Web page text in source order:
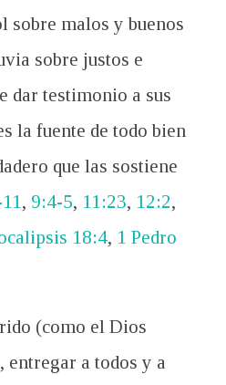
sobre malos y buenos
sobre justos e
dar testimonio a sus
la fuente de todo bien
que las sostiene
, 9:4-5, 11:23, 12:2,
18:4, 1 Pedro
(como el Dios
entregar a todos y a